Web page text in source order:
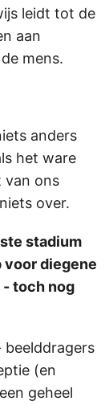
leidt tot de
aan
mens.
anders
het ware
van ons
over.
stadium
diegene
toch nog
beelddragers
(en
geheel